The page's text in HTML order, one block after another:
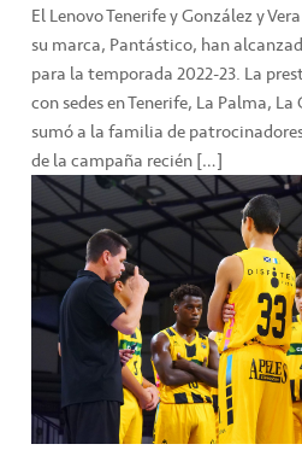
El Lenovo Tenerife y González y
su marca, Pantástico, han
para la temporada 2022-23. La
con sedes en Tenerife, La Palma,
sumó a la familia de
de la campaña recién […]